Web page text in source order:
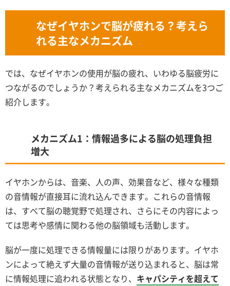
なぜイヤホンで脳が疲れる？考えら
れる主なメカニズム
では、なぜイヤホンの使用が脳の疲れ、いわゆる脳疲労に
つながるのでしょうか？考えられる主なメカニズムを3つご
紹介します。
メカニズム1：情報過多による脳の処理負担
増大
イヤホンからは、音楽、人の声、効果音など、様々な種類
の音情報が直接耳に流れ込んできます。これらの音情報
は、すべて脳の聴覚野で処理され、さらにその内容によっ
ては思考や感情に関わる他の脳領域も活動します。
脳が一度に処理できる情報量には限りがあります。イヤホ
ンによって絶えず大量の音情報が送り込まれると、脳は常
に情報処理に追われる状態となり、 キャパシティを超えて